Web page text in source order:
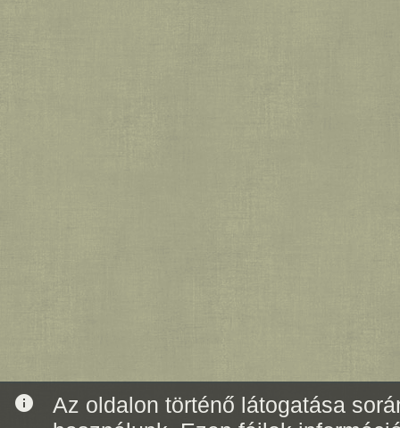
info
Az oldalon történő látogatása